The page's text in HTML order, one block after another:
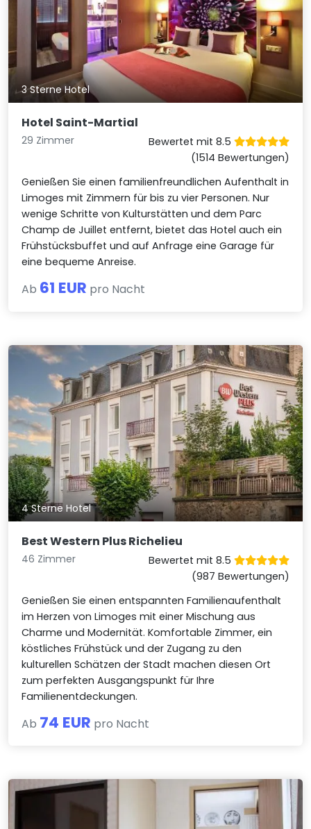
3 Sterne Hotel
Hotel Saint-Martial
29 Zimmer
Bewertet mit 8.5
(1514 Bewertungen)
Genießen Sie einen familienfreundlichen Aufenthalt in
Limoges mit Zimmern für bis zu vier Personen. Nur
wenige Schritte von Kulturstätten und dem Parc
Champ de Juillet entfernt, bietet das Hotel auch ein
Frühstücksbuffet und auf Anfrage eine Garage für
eine bequeme Anreise.
Ab 61 EUR pro Nacht
4 Sterne Hotel
Best Western Plus Richelieu
46 Zimmer
Bewertet mit 8.5
(987 Bewertungen)
Genießen Sie einen entspannten Familienaufenthalt
im Herzen von Limoges mit einer Mischung aus
Charme und Modernität. Komfortable Zimmer, ein
köstliches Frühstück und der Zugang zu den
kulturellen Schätzen der Stadt machen diesen Ort
zum perfekten Ausgangspunkt für Ihre
Familienentdeckungen.
Ab 74 EUR pro Nacht